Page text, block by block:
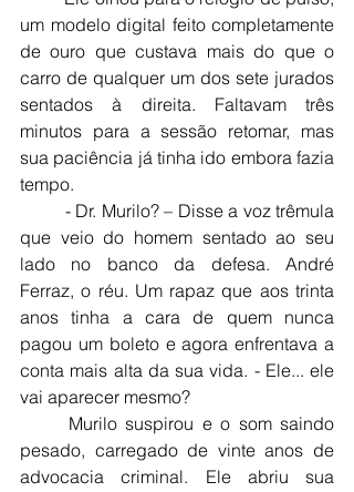
um modelo digital feito completamente
de ouro que custava mais do que o
carro de qualquer um dos sete jurados
sentados à direita. Faltavam três
minutos para a sessão retomar, mas
sua paciência já tinha ido embora fazia
tempo.
que veio do homem sentado ao seu
lado no banco da defesa. André
Ferraz, o réu. Um rapaz que aos trinta
anos tinha a cara de quem nunca
pagou um boleto e agora enfrentava a
conta mais alta da sua vida. - Ele... ele
vai aparecer mesmo?
pesado, carregado de vinte anos de
advocacia criminal. Ele abriu sua